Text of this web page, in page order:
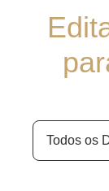
Todos os